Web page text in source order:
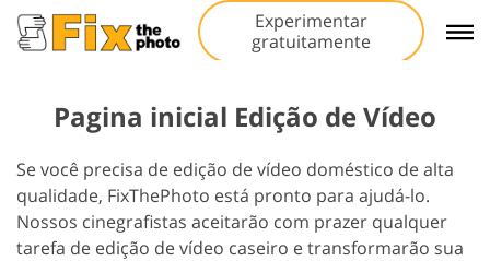
Experimentar
gratuitamente
Pagina inicial Edição de Vídeo
Se você precisa de edição de vídeo doméstico de alta
qualidade, FixThePhoto está pronto para ajudá-lo.
Nossos cinegrafistas aceitarão com prazer qualquer
tarefa de edição de vídeo caseiro e transformarão sua